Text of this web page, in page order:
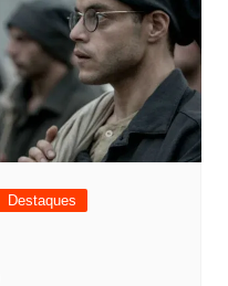
Destaques